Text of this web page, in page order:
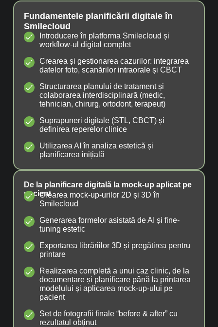
Fundamentele planificării digitale în
Smilecloud
⁠Introducere în platforma Smilecloud și
workflow-ul digital complet
Crearea și gestionarea cazurilor: integrarea
datelor foto, scanărilor intraorale și CBCT
Structurarea planului de tratament și
colaborarea interdisciplinară (medic,
tehnician, chirurg, ortodont, terapeut)
Suprapuneri digitale (STL, CBCT) și
definirea reperelor clinice
⁠⁠Utilizarea AI în analiza estetică și
planificarea inițială
De la planificare digitală la mock-up aplicat pe
pacientCrearea mock-up-urilor 2D și 3D în
Smilecloud
Generarea formelor asistată de AI și fine-
tuning estetic
Exportarea librăriilor 3D și pregătirea pentru
printare
Realizarea completă a unui caz clinic, de la
documentare și planificare până la printarea
modelului și aplicarea mock-up-ului pe
pacient
Set de fotografii finale “before & after” cu
rezultatul obținut